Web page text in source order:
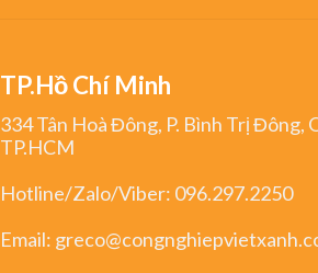
TP.Hồ Chí Minh
334 Tân Hoà Đông, P. Bình Trị Đông,
TP.HCM
Hotline/Zalo/Viber: 096.297.2250
Email: